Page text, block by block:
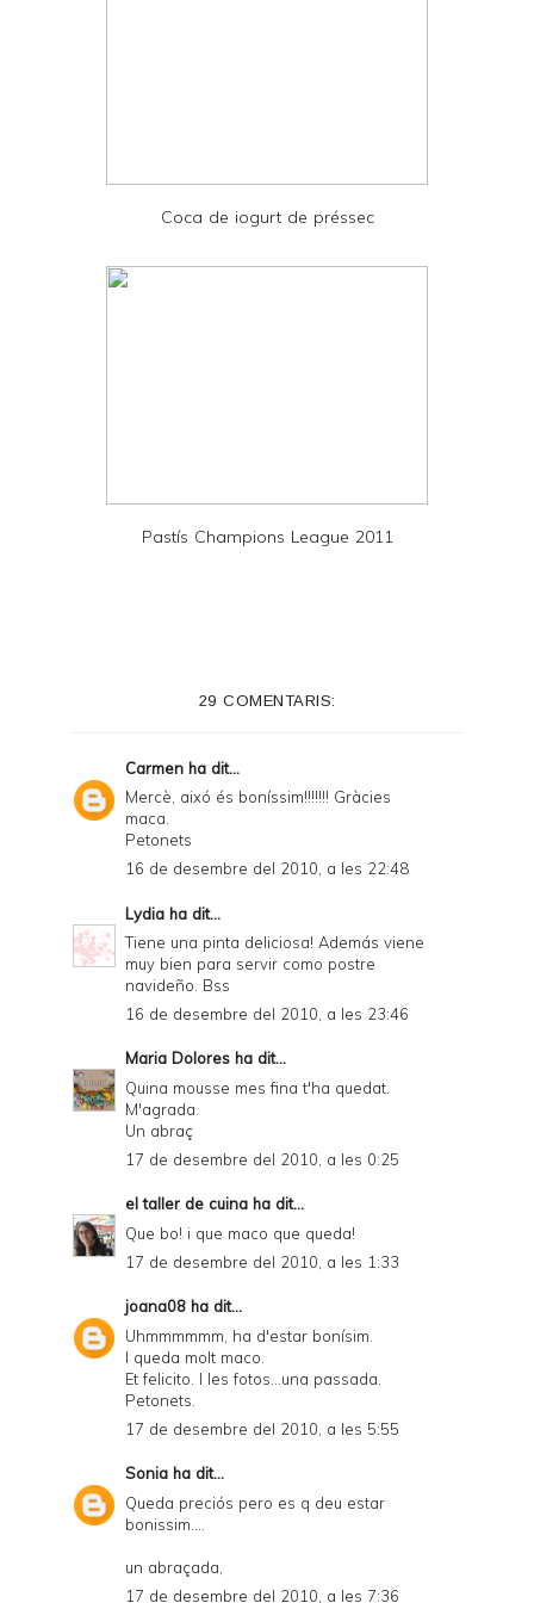
Coca de iogurt de préssec
Pastís Champions League 2011
29 COMENTARIS:
Carmen ha dit...
Mercè, aixó és boníssim!!!!!!! Gràcies
maca.
Petonets
16 de desembre del 2010, a les 22:48
Lydia ha dit...
Tiene una pinta deliciosa! Además viene
muy bien para servir como postre
navideño. Bss
16 de desembre del 2010, a les 23:46
Maria Dolores ha dit...
Quina mousse mes fina t'ha quedat.
M'agrada.
Un abraç
17 de desembre del 2010, a les 0:25
el taller de cuina ha dit...
Que bo! i que maco que queda!
17 de desembre del 2010, a les 1:33
joana08 ha dit...
Uhmmmmmm, ha d'estar bonísim.
I queda molt maco.
Et felicito. I les fotos...una passada.
Petonets.
17 de desembre del 2010, a les 5:55
Sonia ha dit...
Queda preciós pero es q deu estar
bonissim....
un abraçada,
17 de desembre del 2010, a les 7:36